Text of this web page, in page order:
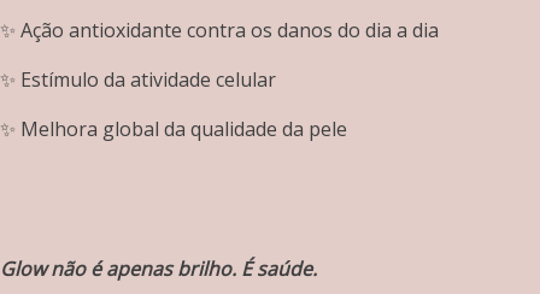
✨ Ação antioxidante contra os danos do dia a dia
✨ Estímulo da atividade celular
✨ Melhora global da qualidade da pele
Glow não é apenas brilho. É saúde.